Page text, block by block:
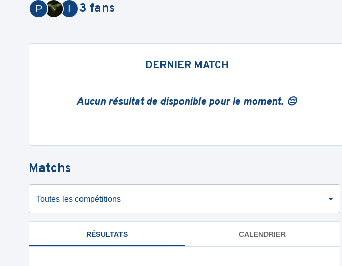
I
P 3 fans
DERNIER MATCH
Aucun résultat de disponible pour le moment. 😔
Matchs
Toutes les compétitions
RÉSULTATS CALENDRIER